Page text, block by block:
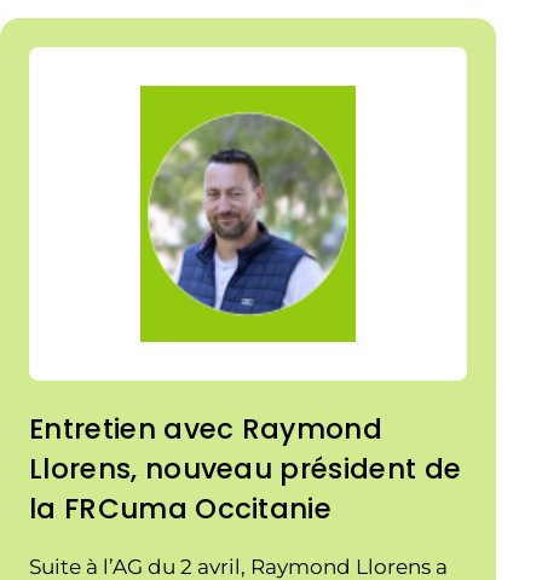
Entretien avec Raymond
Llorens, nouveau président de
la FRCuma Occitanie
Suite à l’AG du 2 avril, Raymond Llorens a